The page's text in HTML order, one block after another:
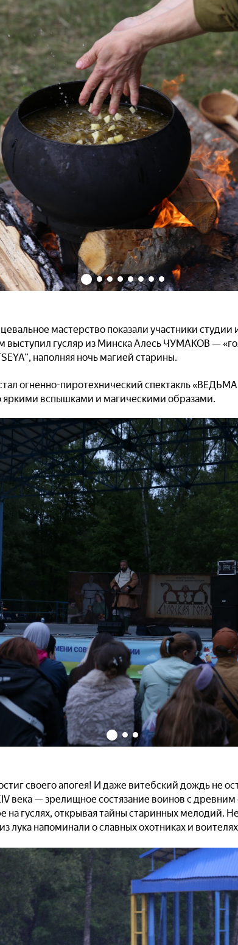
мастерство показали участники студии
выступил гусляр из Минска Алесь ЧУМАКОВ —
наполняя ночь магией старины.
огненно-пиротехнический спектакль
яркими вспышками и магическими образами.
своего апогея! И даже витебский дождь не
века — зрелищное состязание воинов с
на гуслях, открывая тайны старинных мелодий.
лука напоминали о славных охотниках и